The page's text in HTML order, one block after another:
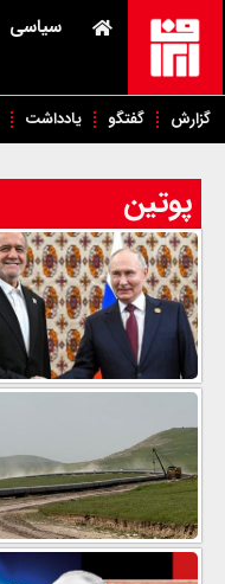
سیاسی
گزارش گفتگو یادداشت
پوتین